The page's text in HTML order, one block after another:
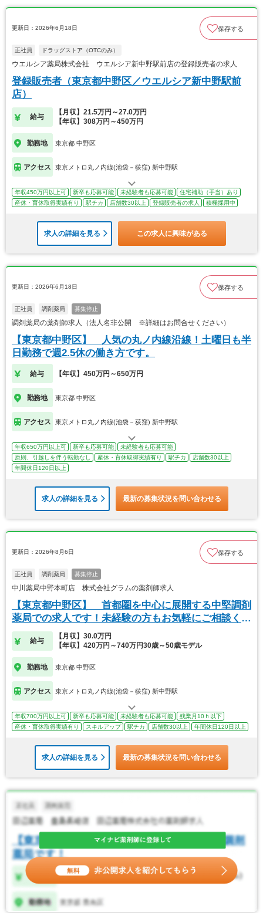
更新日：2026年6月18日 保存する
正社員 ドラッグストア（OTCのみ）
ウエルシア薬局株式会社 ウエルシア新中野駅前店の登録販売者の求人
登録販売者（東京都中野区／ウエルシア新中野駅前
店）
給与
【月収】21.5万円～27.0万円
【年収】308万円～450万円
勤務地 東京都 中野区
アクセス 東京メトロ丸ノ内線(池袋－荻窪) 新中野駅
年収450万円以上可 新卒も応募可能 未経験者も応募可能
住宅補助（手当）あり
産休・育休取得実績有り
駅チカ 店舗数30以上 登録販売者の求人 積極採用中
求人の詳細を見る この求人に興味がある
更新日：2026年6月18日 保存する
正社員 調剤薬局 募集停止
調剤薬局の薬剤師求人（法人名非公開 ※詳細はお問合せください）
【東京都中野区】 人気の丸ノ内線沿線！土曜日も半
日勤務で週2.5休の働き方です。
給与 【年収】450万円～650万円
勤務地 東京都 中野区
アクセス 東京メトロ丸ノ内線(池袋－荻窪) 新中野駅
年収650万円以上可 新卒も応募可能
未経験者も応募可能
原則、引越しを伴う転勤なし
産休・育休取得実績有り 駅チカ
店舗数30以上
年間休日120日以上
求人の詳細を見る 最新の募集状況を問い合わせる
更新日：2026年8月6日 保存する
正社員 調剤薬局 募集停止
中川薬局中野本町店 株式会社グラムの薬剤師求人
【東京都中野区】 首都圏を中心に展開する中堅調剤
薬局での求人です！未経験の方もお気軽にご相談くだ
さい
給与
【月収】30.0万円
【年収】420万円～740万円30歳～50歳モデル
勤務地 東京都 中野区
アクセス 東京メトロ丸ノ内線(池袋－荻窪) 新中野駅
年収700万円以上可 新卒も応募可能 未経験者も応募可能
残業月10ｈ以下
産休・育休取得実績有り
スキルアップ 駅チカ 店舗数30以上 年間休日120日以上
求人の詳細を見る 最新の募集状況を問い合わせる